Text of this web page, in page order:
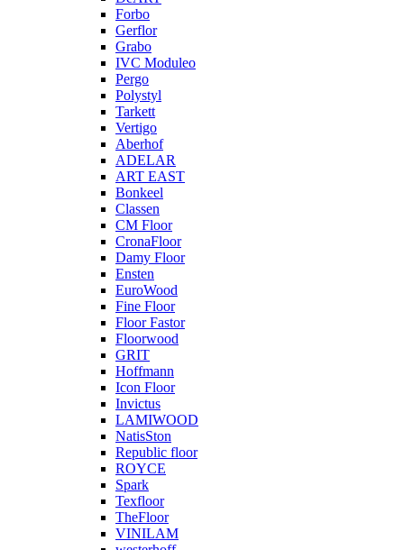
Forbo
Gerflor
Grabo
IVC Moduleo
Pergo
Polystyl
Tarkett
Vertigo
Aberhof
ADELAR
ART EAST
Bonkeel
Classen
CM Floor
CronaFloor
Damy Floor
Ensten
EuroWood
Fine Floor
Floor Fastor
Floorwood
GRIT
Hoffmann
Icon Floor
Invictus
LAMIWOOD
NatisSton
Republic floor
ROYCE
Spark
Texfloor
TheFloor
VINILAM